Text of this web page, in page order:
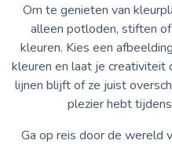
Om te genieten van
alleen potloden, stiften
kleuren. Kies een
kleuren en laat je creativiteit
lijnen blijft of ze juist
plezier hebt
Ga op reis door de wereld